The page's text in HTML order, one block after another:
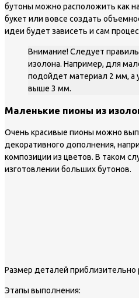
бутоны можно расположить как
букет или вовсе создать
идеи будет зависеть и сам
Внимание! Следует
изолона. Например, для
подойдет материал 2 мм,
выше 3 мм.
Маленькие пионы из
Очень красивые пионы можно
декоративного дополнения,
композиции из цветов. В таком
изготовлении больших бутонов.
Размер деталей приблизительно
Этапы выполнения: